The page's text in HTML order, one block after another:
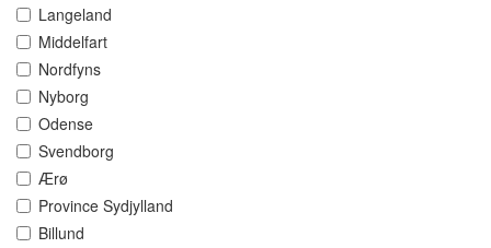
Langeland
Middelfart
Nordfyns
Nyborg
Odense
Svendborg
Ærø
Province Sydjylland
Billund